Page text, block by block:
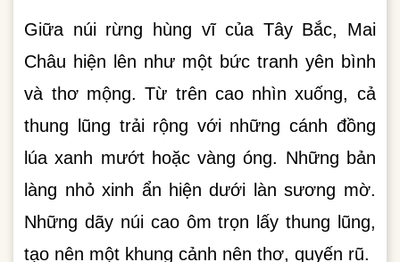
Giữa núi rừng hùng vĩ của Tây Bắc, Mai
Châu hiện lên như một bức tranh yên bình
và thơ mộng. Từ trên cao nhìn xuống, cả
thung lũng trải rộng với những cánh đồng
lúa xanh mướt hoặc vàng óng. Những bản
làng nhỏ xinh ẩn hiện dưới làn sương mờ.
Những dãy núi cao ôm trọn lấy thung lũng,
tạo nên một khung cảnh nên thơ, quyến rũ.